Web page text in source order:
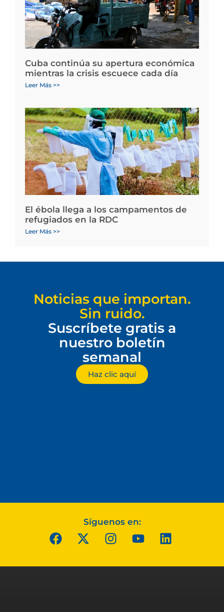
Cuba continúa su apertura económica
mientras la crisis escuece cada día
Leer Más >>
El ébola llega a los campamentos de
refugiados en la RDC
Leer Más >>
Noticias que importan.
Sin ruido.
Suscríbete gratis a
nuestro boletín
semanal
Haz clic aquí
Síguenos en: